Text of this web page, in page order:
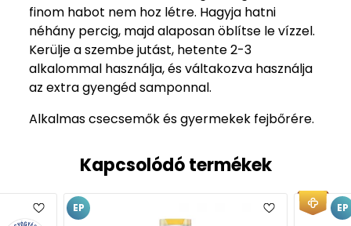
finom habot nem hoz létre. Hagyja hatni
néhány percig, majd alaposan öblítse le vízzel.
Kerülje a szembe jutást, hetente 2-3
alkalommal használja, és váltakozva használja
az extra gyengéd samponnal.
Alkalmas csecsemők és gyermekek fejbőrére.
Kapcsolódó termékek